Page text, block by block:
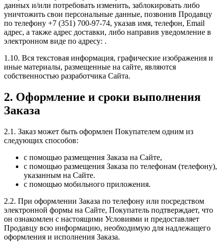
данных и/или потребовать изменить, заблокировать либо
уничтожить свои персональные данные, позвонив Продавцу
по телефону +7 (351) 700-97-74, указав имя, телефон, Email
адрес, а также адрес доставки, либо направив уведомление в
электронном виде по адресу: .
1.10. Вся текстовая информация, графические изображения и
иные материалы, размещенные на сайте, являются
собственностью разработчика Сайта.
2. Оформление и сроки выполнения
Заказа
2.1. Заказ может быть оформлен Покупателем одним из
следующих способов:
с помощью размещения Заказа на Сайте,
с помощью размещения Заказа по телефонам (телефону),
указанным на Сайте.
c помощью мобильного приложения.
2.2. При оформлении Заказа по телефону или посредством
электронной формы на Сайте, Покупатель подтверждает, что
он ознакомлен с настоящими Условиями и предоставляет
Продавцу всю информацию, необходимую для надлежащего
оформления и исполнения Заказа.